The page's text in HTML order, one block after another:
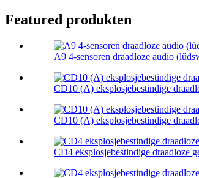
Featured produkten
A9 4-sensoren draadloze audio
CD10 (A) eksplosjebestindige
CD10 (A) eksplosjebestindige
CD4 eksplosjebestindige draadloze